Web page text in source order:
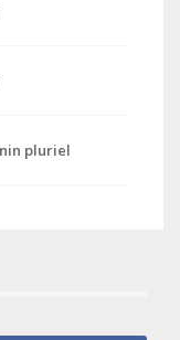
pluriel